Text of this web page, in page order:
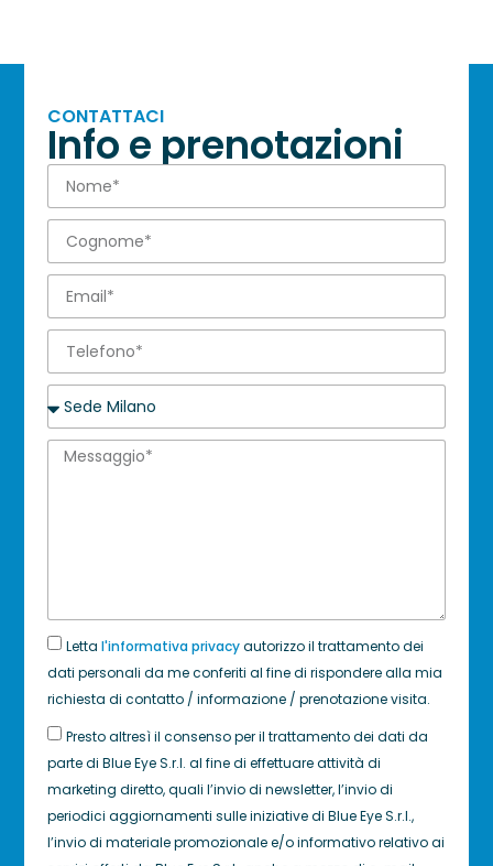
CONTATTACI
Info e prenotazioni
Letta l'informativa privacyautorizzo il trattamento dei
dati personali da me conferiti al fine di rispondere alla mia
richiesta di contatto / informazione / prenotazione visita.
Presto altresì il consenso per il trattamento dei dati da
parte di Blue Eye S.r.l. al fine di effettuare attività di
marketing diretto, quali l’invio di newsletter, l’invio di
periodici aggiornamenti sulle iniziative di Blue Eye S.r.l.,
l’invio di materiale promozionale e/o informativo relativo ai